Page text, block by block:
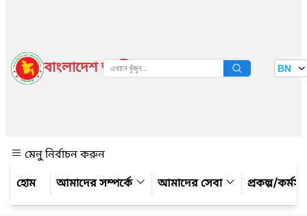
বাংলাদেশ জাতীয় তথ্য বাতায়ন BN
মেনু নির্বাচন করুন
আমাদের সম্পর্কে
আমাদের সেবা প্রকল্প/